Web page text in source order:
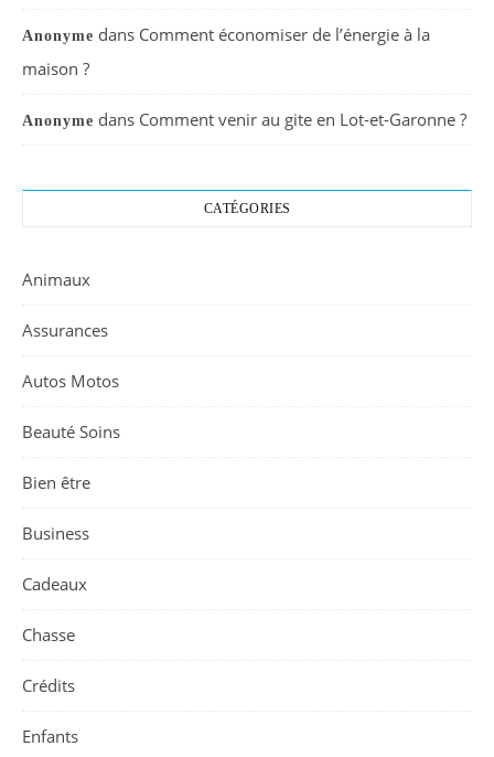
Anonyme dans Comment économiser de l’énergie à la
maison ?
Anonyme dans Comment venir au gite en Lot-et-Garonne ?
CATÉGORIES
Animaux
Assurances
Autos Motos
Beauté Soins
Bien être
Business
Cadeaux
Chasse
Crédits
Enfants